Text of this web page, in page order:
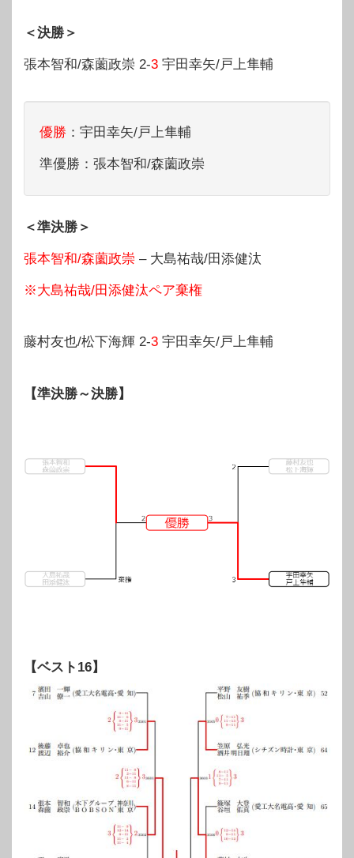
＜決勝＞
張本智和/森薗政崇 2-3 宇田幸矢/戸上隼輔
優勝 ：宇田幸矢/戸上隼輔
準優勝：張本智和/森薗政崇
＜準決勝＞
張本智和/森薗政崇 – 大島祐哉/田添健汰
※大島祐哉/田添健汰ペア棄権
藤村友也/松下海輝 2-3 宇田幸矢/戸上隼輔
【準決勝～決勝】
【ベスト16】